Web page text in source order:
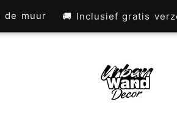
de muur 🚚 Inclusief gratis